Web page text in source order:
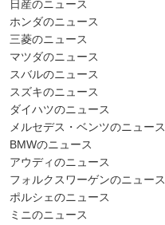
日産のニュース
ホンダのニュース
三菱のニュース
マツダのニュース
スバルのニュース
スズキのニュース
ダイハツのニュース
メルセデス・ベンツのニュース
BMWのニュース
アウディのニュース
フォルクスワーゲンのニュース
ポルシェのニュース
ミニのニュース